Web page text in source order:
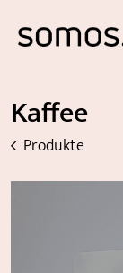
Kaffee
Produkte